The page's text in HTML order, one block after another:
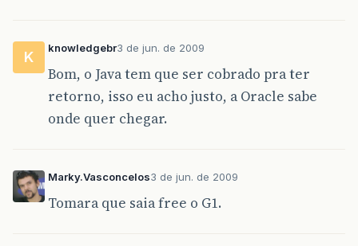
K
knowledgebr3 de jun. de 2009
Bom, o Java tem que ser cobrado pra ter
retorno, isso eu acho justo, a Oracle sabe
onde quer chegar.
Marky.Vasconcelos3 de jun. de 2009
Tomara que saia free o G1.